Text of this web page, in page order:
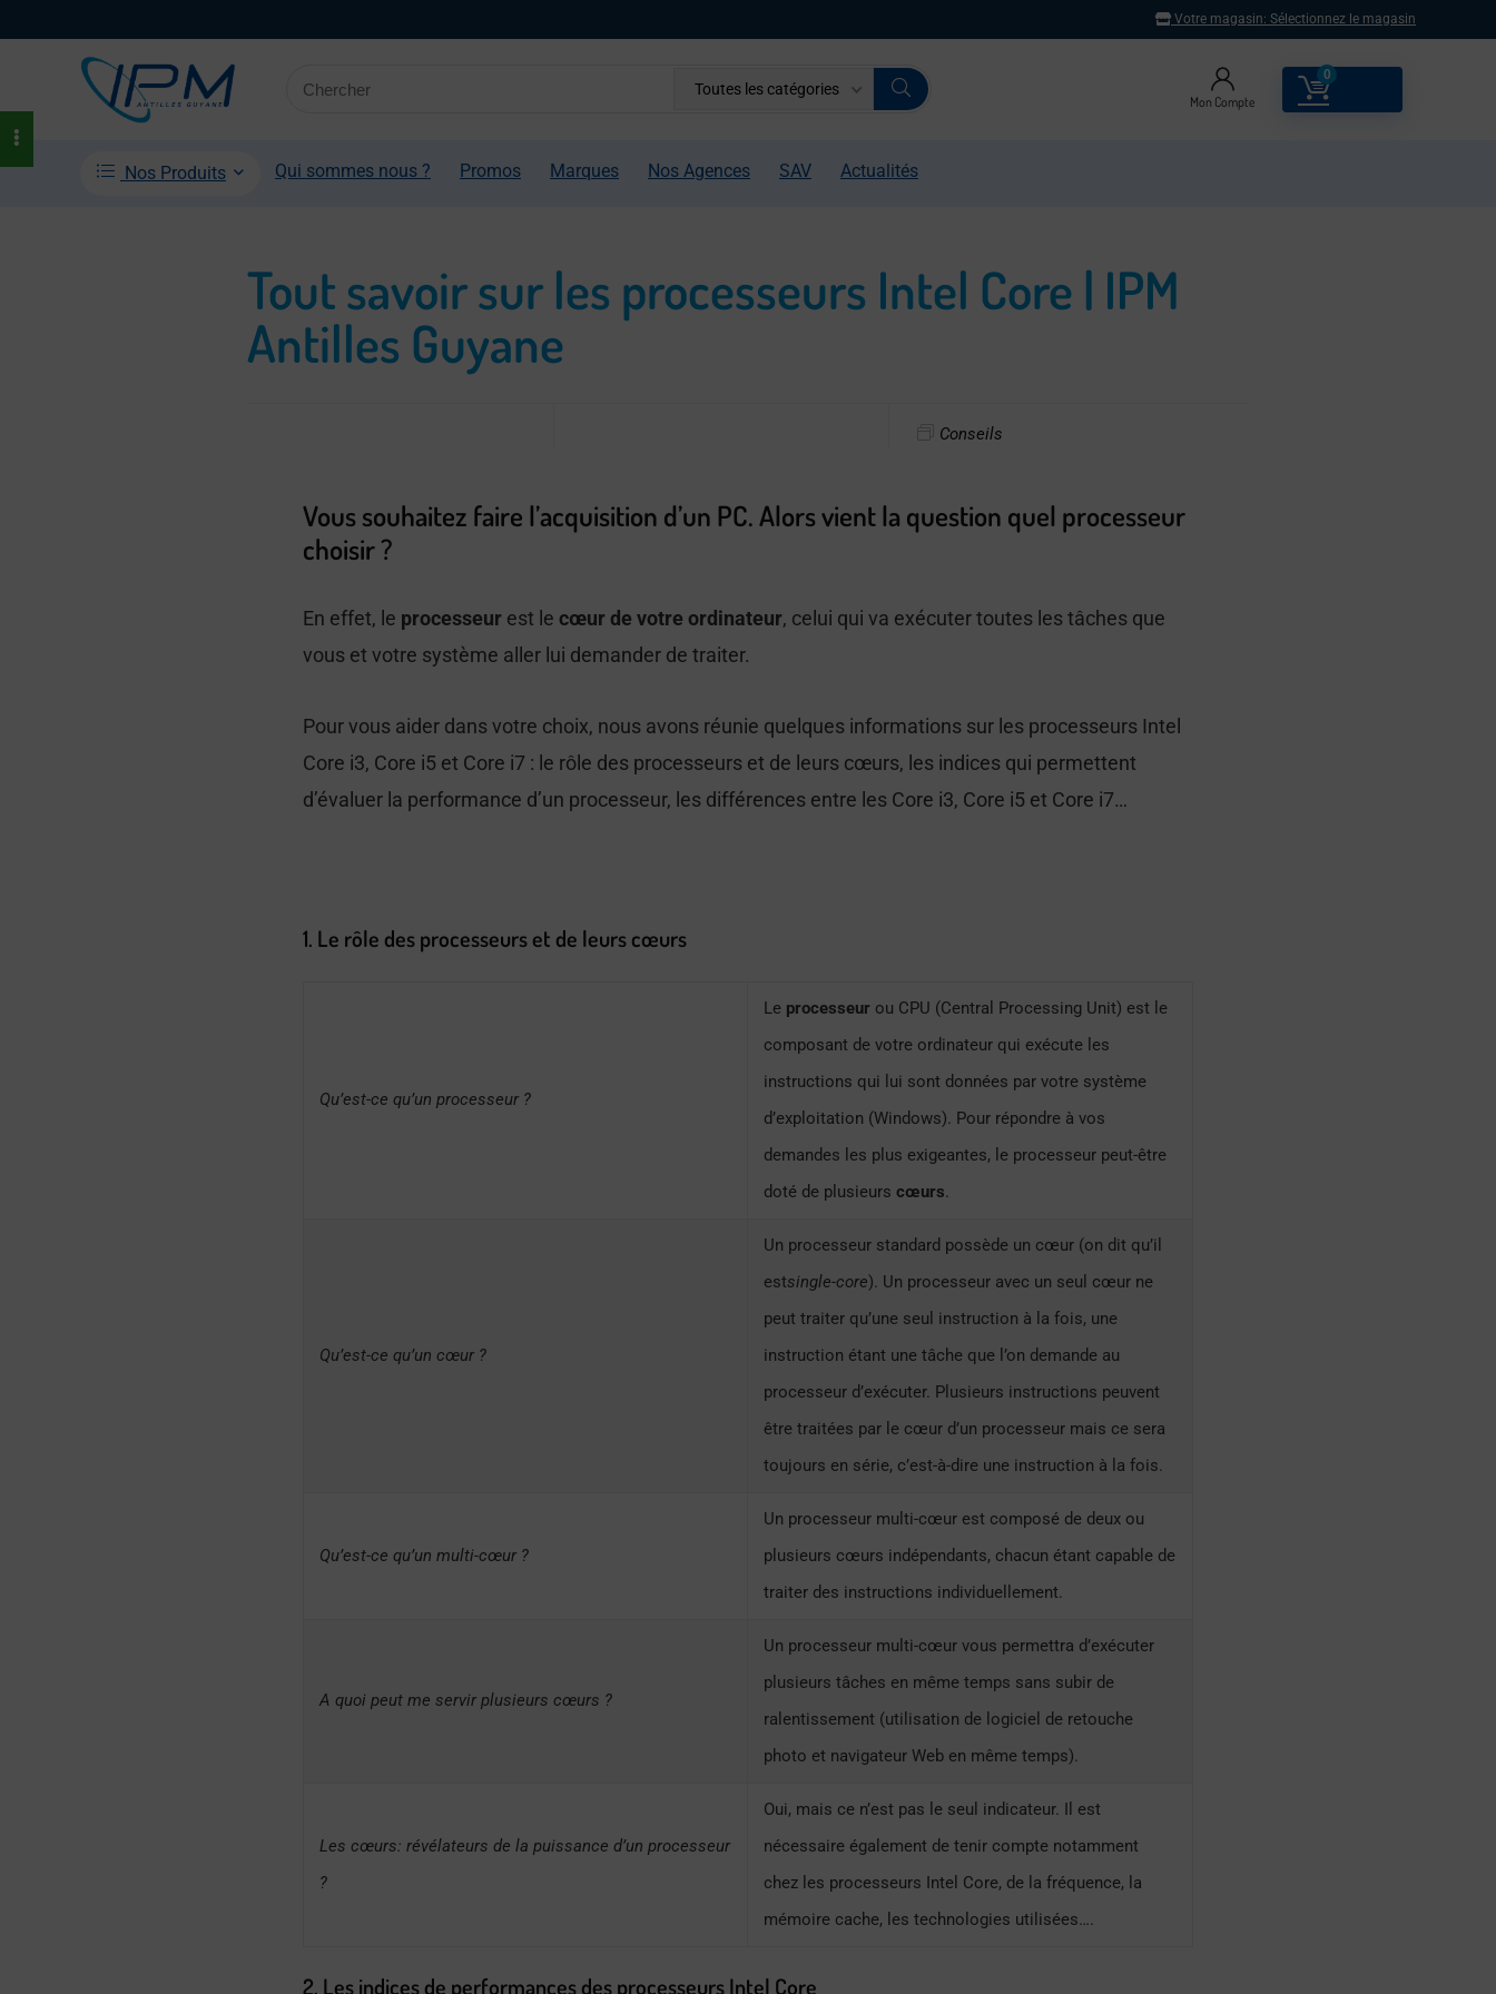
Votre magasin: Sélectionnez le magasin
Toutes les catégories
Mon Compte
0
Nos Produits Qui sommes nous ? Promos Marques Nos Agences SAV Actualités
Tout savoir sur les processeurs Intel Core | IPM
Antilles Guyane
Conseils
Vous souhaitez faire l’acquisition d’un PC. Alors vient la question quel processeur
choisir ?
En effet, le processeur est le cœur de votre ordinateur, celui qui va exécuter toutes les tâches que
vous et votre système aller lui demander de traiter.
Pour vous aider dans votre choix, nous avons réunie quelques informations sur les processeurs Intel
Core i3, Core i5 et Core i7 : le rôle des processeurs et de leurs cœurs, les indices qui permettent
d’évaluer la performance d’un processeur, les différences entre les Core i3, Core i5 et Core i7…
1. Le rôle des processeurs et de leurs cœurs
Qu’est-ce qu’un processeur ?
Le processeur ou CPU (Central Processing Unit) est le
composant de votre ordinateur qui exécute les
instructions qui lui sont données par votre système
d’exploitation (Windows). Pour répondre à vos
demandes les plus exigeantes, le processeur peut-être
doté de plusieurs cœurs.
Qu’est-ce qu’un cœur ?
Un processeur standard possède un cœur (on dit qu’il
estsingle-core). Un processeur avec un seul cœur ne
peut traiter qu’une seul instruction à la fois, une
instruction étant une tâche que l’on demande au
processeur d’exécuter. Plusieurs instructions peuvent
être traitées par le cœur d’un processeur mais ce sera
toujours en série, c’est-à-dire une instruction à la fois.
Qu’est-ce qu’un multi-cœur ?
Un processeur multi-cœur est composé de deux ou
plusieurs cœurs indépendants, chacun étant capable de
traiter des instructions individuellement.
A quoi peut me servir plusieurs cœurs ?
Un processeur multi-cœur vous permettra d’exécuter
plusieurs tâches en même temps sans subir de
ralentissement (utilisation de logiciel de retouche
photo et navigateur Web en même temps).
Les cœurs: révélateurs de la puissance d’un processeur
?
Oui, mais ce n’est pas le seul indicateur. Il est
nécessaire également de tenir compte notamment
chez les processeurs Intel Core, de la fréquence, la
mémoire cache, les technologies utilisées….
2. Les indices de performances des processeurs Intel Core